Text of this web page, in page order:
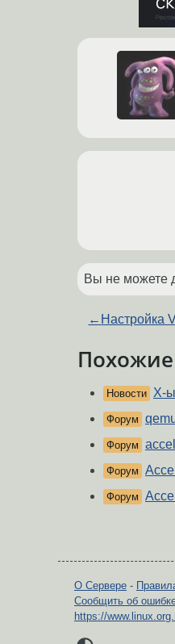
Вы не можете
← Настройка
Новости X-
Форум
Форум
Форум
Форум
О Сервере -
Сообщить об
https://